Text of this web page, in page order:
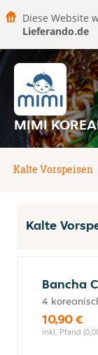
Diese Website
Lieferando.de
MIMI
Kalte Vorspeisen
Kalte
Bancha
4
10,90 €
inkl. Pfand